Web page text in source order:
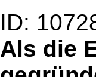
ID:
Als die